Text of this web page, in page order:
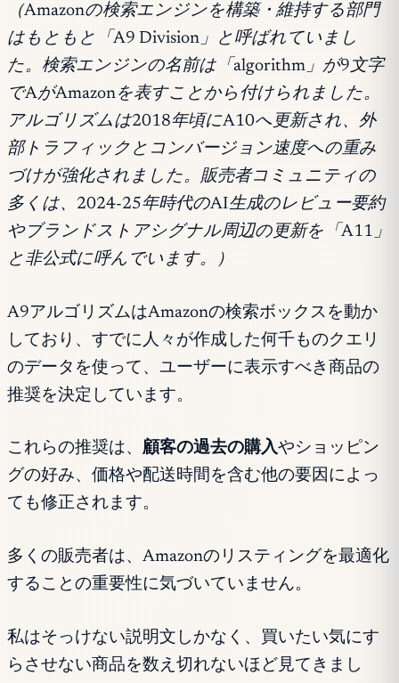
（Amazonの検索エンジンを構築・維持する部門
はもともと「A9 Division」と呼ばれていまし
た。検索エンジンの名前は「algorithm」が9文字
でAがAmazonを表すことから付けられました。
アルゴリズムは2018年頃にA10へ更新され、外
部トラフィックとコンバージョン速度への重み
づけが強化されました。販売者コミュニティの
多くは、2024-25年時代のAI生成のレビュー要約
やブランドストアシグナル周辺の更新を「A11」
と非公式に呼んでいます。）
A9アルゴリズムはAmazonの検索ボックスを動か
しており、すでに人々が作成した何千ものクエリ
のデータを使って、ユーザーに表示すべき商品の
推奨を決定しています。
これらの推奨は、 顧客の過去の購入やショッピン
グの好み、価格や配送時間を含む他の要因によっ
ても修正されます。
多くの販売者は、Amazonのリスティングを最適化
することの重要性に気づいていません。
私はそっけない説明文しかなく、買いたい気にす
らさせない商品を数え切れないほど見てきまし